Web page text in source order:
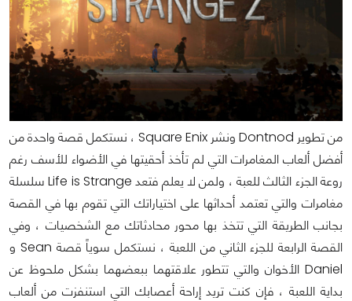
من تطوير Dontnod ونشر Square Enix ، نستكمل قصة واحدة من
أفضل ألعاب المغامرات التي لم تأخذ أحقيتها في الأضواء للأسف رغم
روعة الجزء الثالث للعبة ، ولمن لا يعلم فتعد Life is Strange سلسلة
مغامرات والتي تعتمد أحداثها على اختياراتك التي تقوم بها في القصة
بجانب الطريقة التي تتخذ بها محور محادثاتك مع الشخصيات ، وفي
القصة الرابعة للجزء الثاني من اللعبة ، نستكمل سوياً قصة Sean و
Daniel الأخوان والتي تتطور علاقتهما ببعضهما بشكل ملحوظ عن
بداية اللعبة ، فإن كنت تريد إراحة أعصابك التي استنفزت من ألعاب